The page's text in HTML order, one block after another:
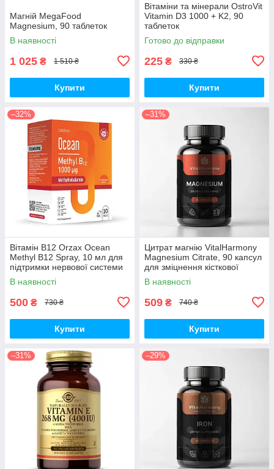
Магній MegaFood
Magnesium, 90 таблеток
В наявності
1 025 ₴ 1 510 ₴
Купити
Вітаміни та мінерали OstroVit
Vitamin D3 1000 + K2, 90
таблеток
Готово до відправки
225 ₴ 330 ₴
Купити
–32%
Вітамін B12 Orzax Ocean
Methyl B12 Spray, 10 мл для
підтримки нервової системи
В наявності
500 ₴ 730 ₴
Купити
–31%
Цитрат магнію VitalHarmony
Magnesium Citrate, 90 капсул
для зміцнення кісткової
тканини
В наявності
509 ₴ 740 ₴
Купити
–31% –29%